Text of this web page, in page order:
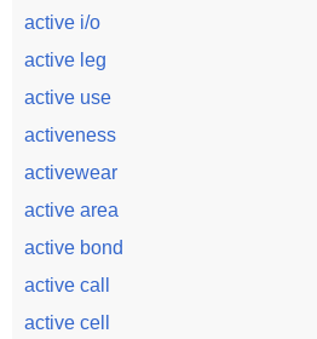
active i/o
active leg
active use
activeness
activewear
active area
active bond
active call
active cell